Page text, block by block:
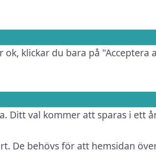
klickar du bara på
Ditt val kommer att sparas i ett
De behövs för att hemsidan